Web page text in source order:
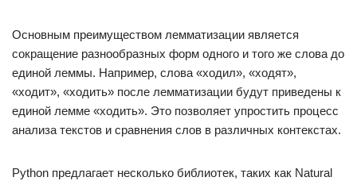
Основным преимуществом лемматизации является
сокращение разнообразных форм одного и того же слова до
единой леммы. Например, слова «ходил», «ходят»,
«ходит», «ходить» после лемматизации будут приведены к
единой лемме «ходить». Это позволяет упростить процесс
анализа текстов и сравнения слов в различных контекстах.
Python предлагает несколько библиотек, таких как Natural